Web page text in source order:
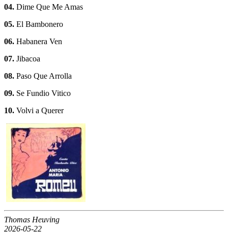
04. Dime Que Me Amas
05. El Bambonero
06. Habanera Ven
07. Jibacoa
08. Paso Que Arrolla
09. Se Fundio Vitico
10. Volvi a Querer
Thomas Heuving
2026-05-22